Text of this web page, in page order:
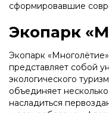
сформировавшие
Экопарк
Экопарк
представляет собой
экологического
объединяет
насладиться